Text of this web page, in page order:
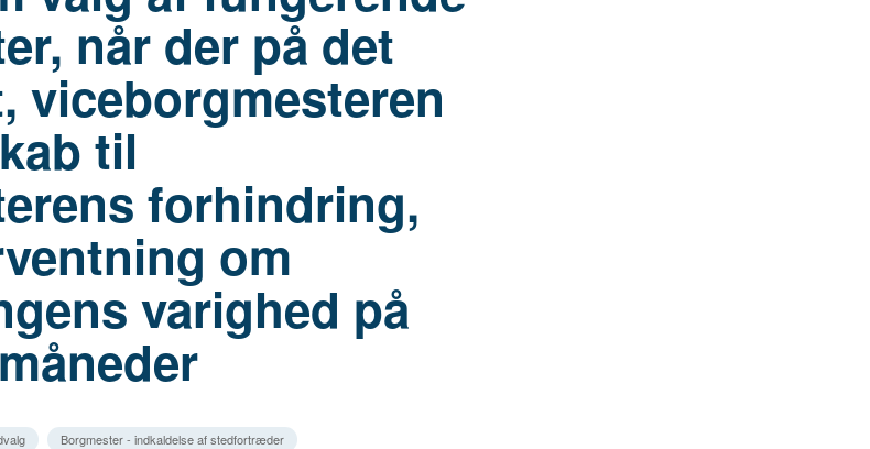
når der på det
viceborgmesteren
til
forhindring,
om
varighed på
Borgmester - indkaldelse af stedfortræder